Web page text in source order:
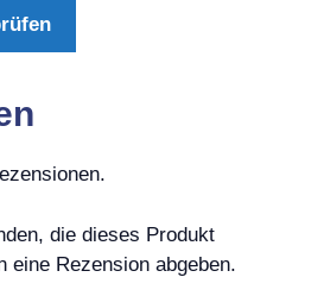
die dieses Produkt
eine Rezension abgeben.